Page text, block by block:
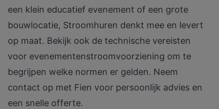
een klein educatief evenement of een grote
bouwlocatie, Stroomhuren denkt mee en levert
op maat. Bekijk ook de technische vereisten
voor evenementenstroomvoorziening om te
begrijpen welke normen er gelden. Neem
contact op met Fien voor persoonlijk advies en
een snelle offerte.